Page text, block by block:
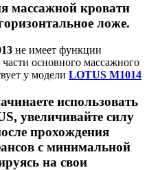
массажной кровати
ложе.
не имеет функции
основного массажного
у модели LOTUS M1014
использовать
увеличивайте силу
прохождения
с минимальной
на свои